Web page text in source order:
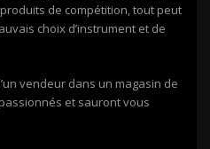
de compétition, tout peut
choix d’instrument et de
vendeur dans un magasin de
et sauront vous